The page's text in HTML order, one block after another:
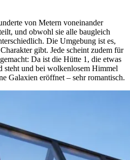
von Metern voneinander
und obwohl sie alle baugleich
Die Umgebung ist es,
gibt. Jede scheint zudem für
Da ist die Hütte 1, die etwas
steht und bei wolkenlosem Himmel
Galaxien eröffnet – sehr romantisch.